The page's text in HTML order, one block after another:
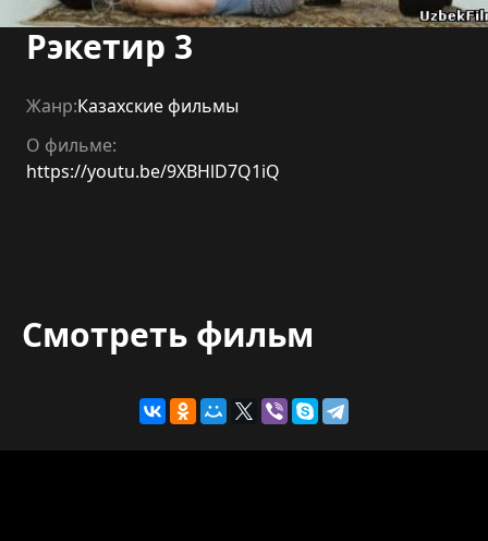
Рэкетир 3
Жанр:Казахские фильмы
О фильме:
https://youtu.be/9XBHlD7Q1iQ
Смотреть фильм